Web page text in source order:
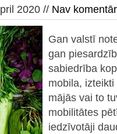
2020 // Nav
Gan valstī
gan
sabiedrība
mobila,
mājās vai to
mobilitātes
iedzīvotāji